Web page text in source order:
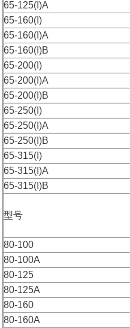
65-125(I)A
65-160(I)
65-160(I)A
65-160(I)B
65-200(I)
65-200(I)A
65-200(I)B
65-250(I)
65-250(I)A
65-250(I)B
65-315(I)
65-315(I)A
65-315(I)B
型号
80-100
80-100A
80-125
80-125A
80-160
80-160A